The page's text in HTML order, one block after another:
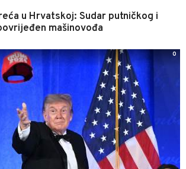
u Hrvatskoj: Sudar putničkog i
mašinovođa
0